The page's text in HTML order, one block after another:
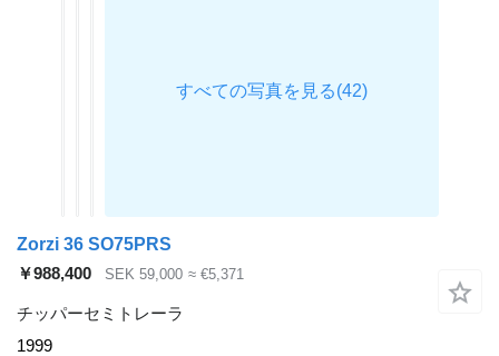
Zorzi 36 SO75PRS
￥988,400
SEK 59,000 ≈ €5,371
チッパーセミトレーラ
1999